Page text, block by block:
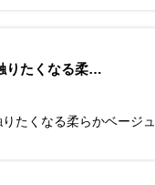
くなる柔…
なる柔らかベージュ